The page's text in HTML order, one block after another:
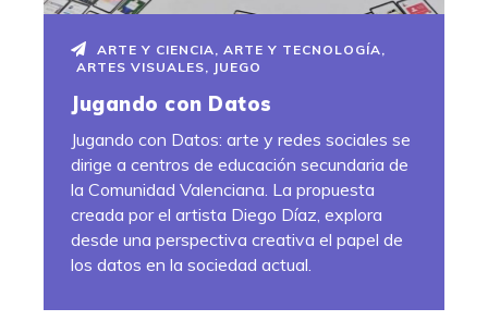
ARTE Y CIENCIA ARTE Y TECNOLOGÍA
ARTES VISUALES
JUEGO
Jugando con Datos
Jugando con Datos: arte y redes sociales se
dirige a centros de educación secundaria de
la Comunidad Valenciana. La propuesta
creada por el artista Diego Díaz, explora
desde una perspectiva creativa el papel de
los datos en la sociedad actual.